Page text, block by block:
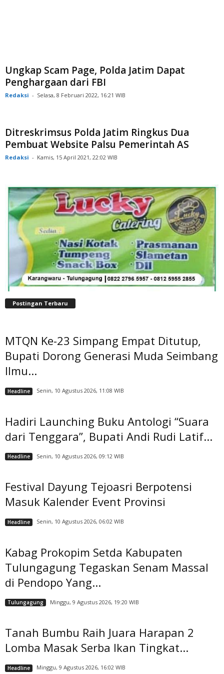
Ungkap Scam Page, Polda Jatim Dapat
Penghargaan dari FBI
Redaksi - Selasa, 8 Februari 2022, 16:21 WIB
Ditreskrimsus Polda Jatim Ringkus Dua
Pembuat Website Palsu Pemerintah AS
Redaksi - Kamis, 15 April 2021, 22:02 WIB
Postingan Terbaru
MTQN Ke-23 Simpang Empat Ditutup,
Bupati Dorong Generasi Muda Seimbang
Ilmu...
Headline Senin, 10 Agustus 2026, 11:08 WIB
Hadiri Launching Buku Antologi “Suara
dari Tenggara”, Bupati Andi Rudi Latif...
Headline Senin, 10 Agustus 2026, 09:12 WIB
Festival Dayung Tejoasri Berpotensi
Masuk Kalender Event Provinsi
Headline Senin, 10 Agustus 2026, 06:02 WIB
Kabag Prokopim Setda Kabupaten
Tulungagung Tegaskan Senam Massal
di Pendopo Yang...
Tulungagung Minggu, 9 Agustus 2026, 19:20 WIB
Tanah Bumbu Raih Juara Harapan 2
Lomba Masak Serba Ikan Tingkat...
Headline Minggu, 9 Agustus 2026, 16:02 WIB